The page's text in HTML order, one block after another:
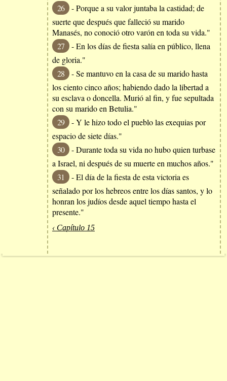
26
- Porque a su valor juntaba la castidad; de
suerte que después que falleció su marido
Manasés, no conoció otro varón en toda su vida."
27
- En los días de fiesta salía en público, llena
de gloria."
28
- Se mantuvo en la casa de su marido hasta
los ciento cinco años; habiendo dado la libertad a
su esclava o doncella. Murió al fin, y fue sepultada
con su marido en Betulia."
29
- Y le hizo todo el pueblo las exequias por
espacio de siete días."
30
- Durante toda su vida no hubo quien turbase
a Israel, ni después de su muerte en muchos años."
31
- El día de la fiesta de esta victoria es
señalado por los hebreos entre los días santos, y lo
honran los judíos desde aquel tiempo hasta el
presente."
‹ Capítulo 15